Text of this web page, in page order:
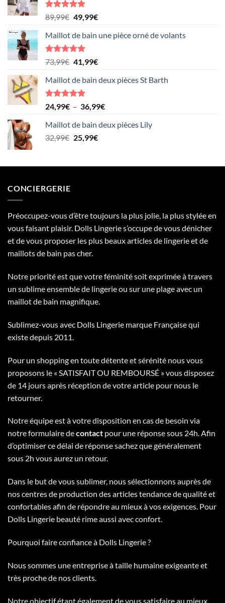
Note5.00
sur 5
89,99€ Le
initial
était :
89,99€.
49,99€Le
actuel
49,99€.
Maillot de bain une pièce orné de volants
Note5.00
sur 5
73,99€ Le
initial
était :
73,99€.
41,99€Le
actuel
41,99€.
Maillot de bain deux pièces St Barth
Note5.00
sur 5
24,99€ – 36,99€Plage
prix :
Maillot de bain deux pièces Lily
32,99€ Le
était :
25,99€Le
est :
CONCIERGERIE
Préoccupez-vous d’être toujours la plus jolie, la plus stylée en
vous faisant plaisir. Dolls Lingerie s’occupe de vous dénicher
et de vous proposer les plus beaux articles de lingerie et de
maillots de bain pas cher.
Notre priorité est que votre féminité soit exprimée à travers
un sublime ensemble de lingerie ou sur une plage avec un
maillot de bain magnifique.
Sublimez-vous avec Dolls Lingerie marque Française qui
existe depuis 2011.
Pour un shopping en toute détente et sérénité nous vous
proposons le « SATISFAIT OU REMBOURSÉ » vous disposez
de 14 jours après réception de votre article pour nous le
retourner.
Notre équipe est à votre disposition en cas de besoin via
notre formulaire decontact pour une réponse sous 24h. Afin
d’optimiser ce délai de réponse sachez que généralement
sous 2h vous aurez un retour.
Dans le but de vous sublimer, nous sélectionnons auprès de
nos centres de production des articles tendance de qualité et
confortables afin de répondre au mieux à vos exigences. Pour
Dolls Lingerie beauté rime aussi avec confort.
Pourquoi faire confiance à Dolls Lingerie ?
Nous sommes une entreprise à taille humaine exigeante et
très proche de nos clients.
Notre objectif étant également de vous satisfaire au mieux